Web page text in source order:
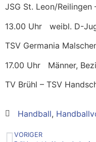
JSG St. Leon/Reilingen
13.00 Uhr weibl. D-
TSV Germania
17.00 Uhr Männer,
TV Brühl – TSV
Handball,
VORIGER